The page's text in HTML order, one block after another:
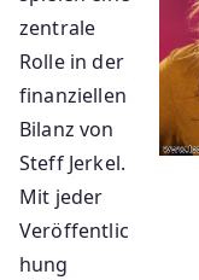
zentrale
Rolle in der
finanziellen
Bilanz von
Steff Jerkel.
Mit jeder
Veröffentlic
hung